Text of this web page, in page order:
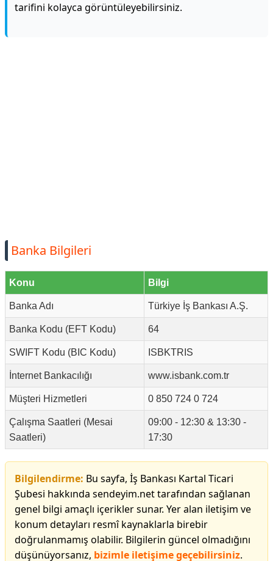
tarifini kolayca görüntüleyebilirsiniz.
Banka Bilgileri
Konu Bilgi
Banka Adı Türkiye İş Bankası A.Ş.
Banka Kodu (EFT Kodu) 64
SWIFT Kodu (BIC Kodu) ISBKTRIS
İnternet Bankacılığı www.isbank.com.tr
Müşteri Hizmetleri 0 850 724 0 724
Çalışma Saatleri (Mesai
Saatleri)
09:00 - 12:30 & 13:30 -
17:30
Bilgilendirme: Bu sayfa, İş Bankası Kartal Ticari
Şubesi hakkında sendeyim.net tarafından sağlanan
genel bilgi amaçlı içerikler sunar. Yer alan iletişim ve
konum detayları resmî kaynaklarla birebir
doğrulanmamış olabilir. Bilgilerin güncel olmadığını
düşünüyorsanız, bizimle iletişime geçebilirsiniz.